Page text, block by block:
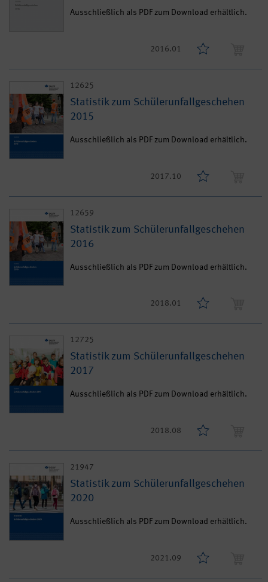
Ausschließlich als PDF zum Download erhältlich.
2016.01
12625
Statistik zum Schülerunfallgeschehen
2015
Ausschließlich als PDF zum Download erhältlich.
2017.10
12659
Statistik zum Schülerunfallgeschehen
2016
Ausschließlich als PDF zum Download erhältlich.
2018.01
12725
Statistik zum Schülerunfallgeschehen
2017
Ausschließlich als PDF zum Download erhältlich.
2018.08
21947
Statistik zum Schülerunfallgeschehen
2020
Ausschließlich als PDF zum Download erhältlich.
2021.09